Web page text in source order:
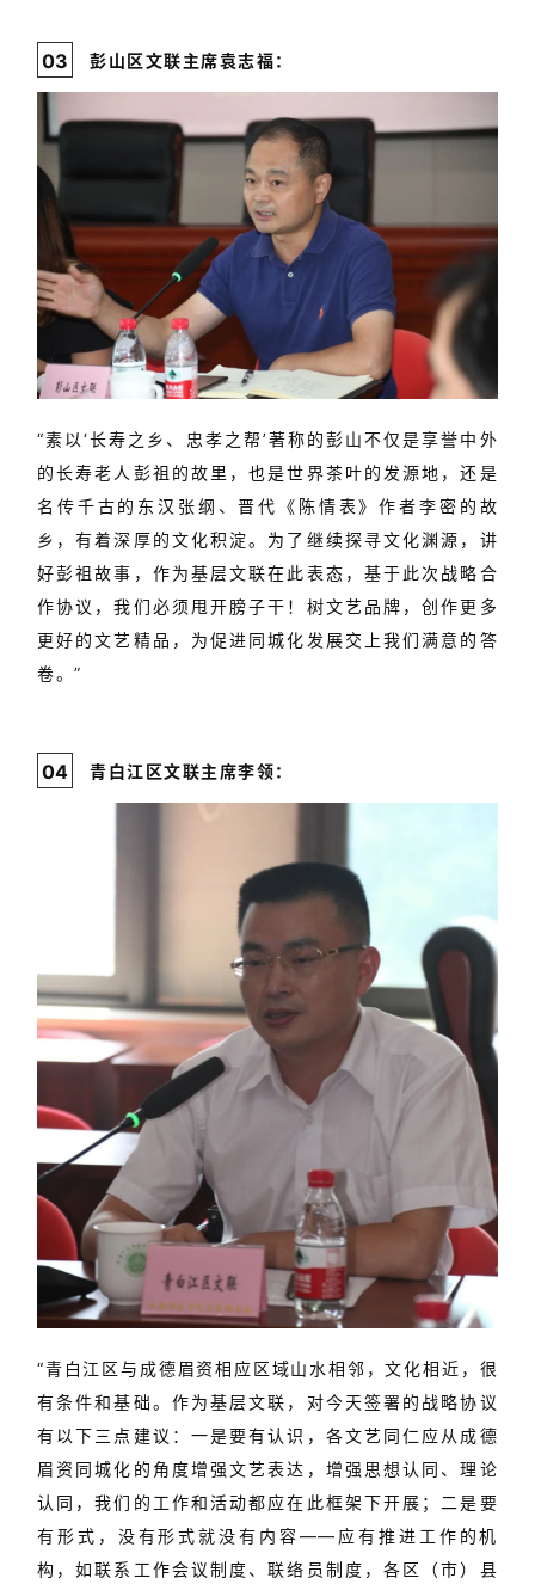
03 彭山区文联主席袁志福：
“素以‘长寿之乡、忠孝之帮’著称的彭山不仅是享誉中外
的长寿老人彭祖的故里，也是世界茶叶的发源地，还是
名传千古的东汉张纲、晋代《陈情表》作者李密的故
乡，有着深厚的文化积淀。为了继续探寻文化渊源，讲
好彭祖故事，作为基层文联在此表态，基于此次战略合
作协议，我们必须甩开膀子干！树文艺品牌，创作更多
更好的文艺精品，为促进同城化发展交上我们满意的答
卷。”
04 青白江区文联主席李领：
“青白江区与成德眉资相应区域山水相邻，文化相近，很
有条件和基础。作为基层文联，对今天签署的战略协议
有以下三点建议：一是要有认识，各文艺同仁应从成德
眉资同城化的角度增强文艺表达，增强思想认同、理论
认同，我们的工作和活动都应在此框架下开展；二是要
有形式，没有形式就没有内容——应有推进工作的机
构，如联系工作会议制度、联络员制度，各区（市）县